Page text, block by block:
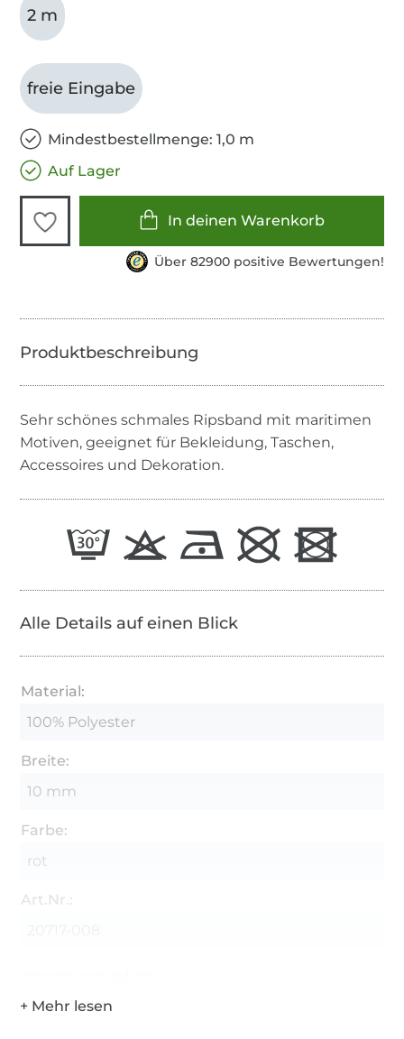
2 m
freie Eingabe
Mindestbestellmenge: 1,0 m
Auf Lager
In deinen Warenkorb
Über 82900 positive Bewertungen!
Sehr schönes schmales Ripsband mit maritimen
Motiven, geeignet für Bekleidung, Taschen,
Accessoires und Dekoration.
Alle Details auf einen Blick
Material:
100% Polyester
Breite:
10 mm
Farbe:
rot
Art.Nr.: